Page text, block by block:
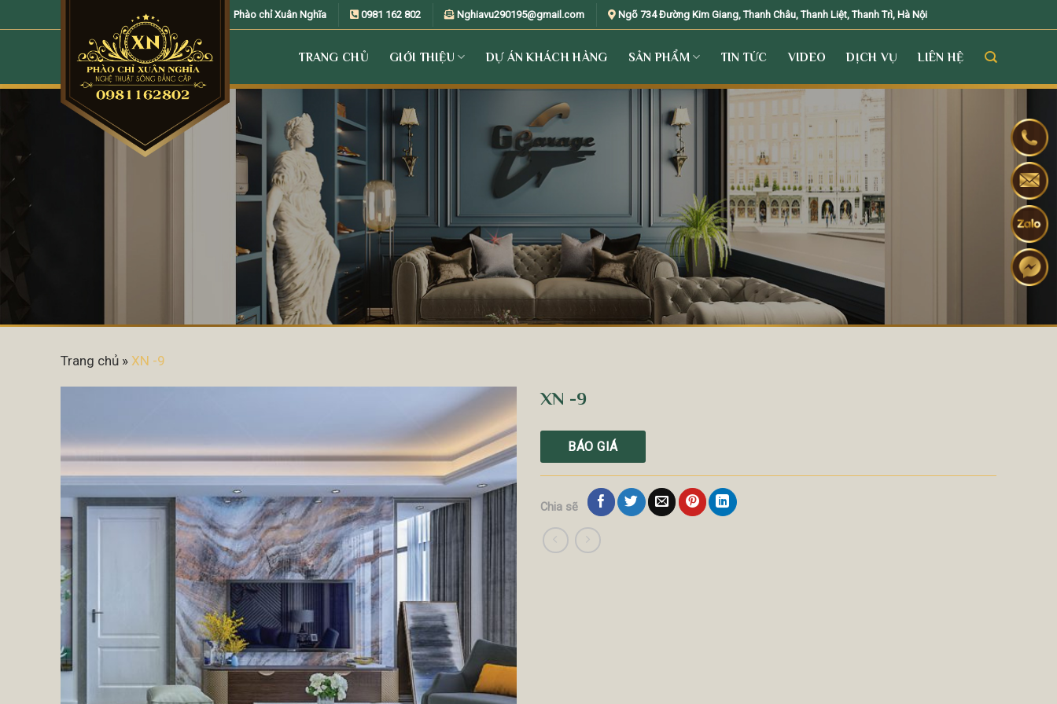
to
Phào chỉ Xuân Nghĩa 0981 162 802 Nghiavu290195@gmail.com Ngõ 734 Đường Kim Giang, Thanh Châu, Thanh Liệt, Thanh Trì, Hà Nội
TRANG CHỦ GIỚI THIỆU DỰ ÁN KHÁCH HÀNG SẢN PHẨM TIN TỨC VIDEO DỊCH VỤ LIÊN HỆ
Trang chủ » XN -9
XN -9
BÁO GIÁ
Chia sẽ